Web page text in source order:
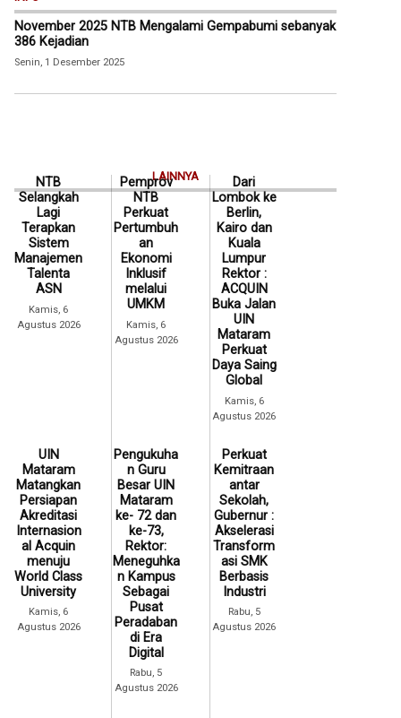
November 2025 NTB Mengalami Gempabumi sebanyak
386 Kejadian
Senin, 1 Desember 2025
LAINNYA
NTB
Selangkah
Lagi
Terapkan
Sistem
Manajemen
Talenta
ASN
Kamis, 6
Agustus 2026
Pemprov
NTB
Perkuat
Pertumbuh
an
Ekonomi
Inklusif
melalui
UMKM
Kamis, 6
Agustus 2026
Dari
Lombok ke
Berlin,
Kairo dan
Kuala
Lumpur
Rektor :
ACQUIN
Buka Jalan
UIN
Mataram
Perkuat
Daya Saing
Global
Kamis, 6
Agustus 2026
UIN
Mataram
Matangkan
Persiapan
Akreditasi
Internasion
al Acquin
menuju
World Class
University
Kamis, 6
Agustus 2026
Pengukuha
n Guru
Besar UIN
Mataram
ke- 72 dan
ke-73,
Rektor:
Meneguhka
n Kampus
Sebagai
Pusat
Peradaban
di Era
Digital
Rabu, 5
Agustus 2026
Perkuat
Kemitraan
antar
Sekolah,
Gubernur :
Akselerasi
Transform
asi SMK
Berbasis
Industri
Rabu, 5
Agustus 2026